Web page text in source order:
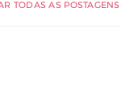
TODAS AS POSTAGENS